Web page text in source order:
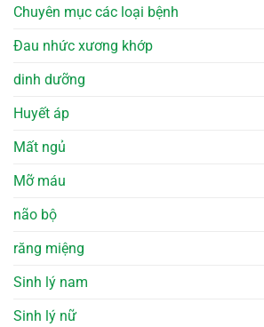
Chuyên mục các loại bệnh
Đau nhức xương khớp
dinh dưỡng
Huyết áp
Mất ngủ
Mỡ máu
não bộ
răng miệng
Sinh lý nam
Sinh lý nữ